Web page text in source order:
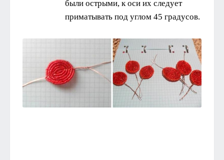
были острыми, к оси их следует
приматывать под углом 45 градусов.